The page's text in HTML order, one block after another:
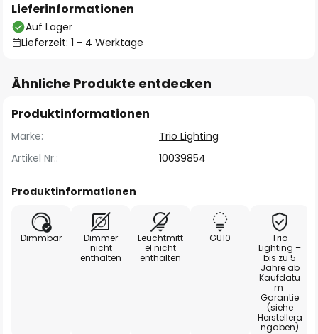
Lieferinformationen
Auf Lager
Lieferzeit: 1 - 4 Werktage
Ähnliche Produkte entdecken
Produktinformationen
Marke:
Trio Lighting
Artikel Nr.:
10039854
Produktinformationen
Dimmbar
Dimmer
nicht
enthalten
Leuchtmitt
el nicht
enthalten
GU10
Trio
Lighting –
bis zu 5
Jahre ab
Kaufdatu
m
Garantie
(siehe
Herstellera
ngaben)